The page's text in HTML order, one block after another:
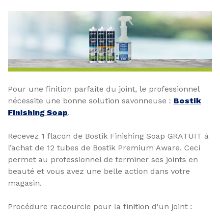
Pour une finition parfaite du joint, le professionnel
nécessite une bonne solution savonneuse : Bostik
Finishing Soap.
Recevez 1 flacon de Bostik Finishing Soap GRATUIT à
l’achat de 12 tubes de Bostik Premium Aware. Ceci
permet au professionnel de terminer ses joints en
beauté et vous avez une belle action dans votre
magasin.
Procédure raccourcie pour la finition d'un joint :